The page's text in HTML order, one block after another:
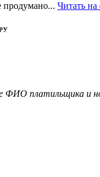
продумано... Читать
ФИО платильщика и